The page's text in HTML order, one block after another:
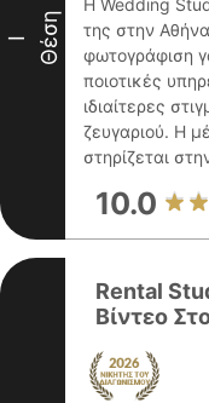
I Θέση
Η Wedding
της στην
φωτογράφιση
ποιοτικές
ιδιαίτερες
ζευγαριού. Η
στηρίζεται
10.0
Rental
Βίντεο